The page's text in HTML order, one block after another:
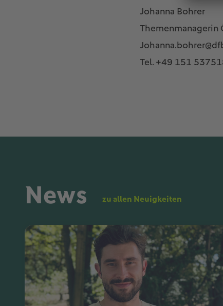
Johanna Bohrer
Tel. +49 151
News zu allen Neuigkeiten